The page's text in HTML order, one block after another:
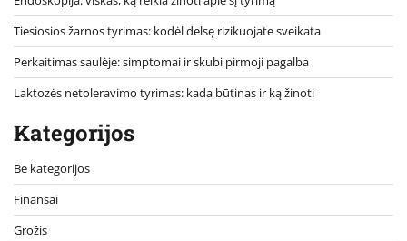
Tiesiosios žarnos tyrimas: kodėl delsę rizikuojate sveikata
Perkaitimas saulėje: simptomai ir skubi pirmoji pagalba
Laktozės netoleravimo tyrimas: kada būtinas ir ką žinoti
Kategorijos
Be kategorijos
Finansai
Grožis